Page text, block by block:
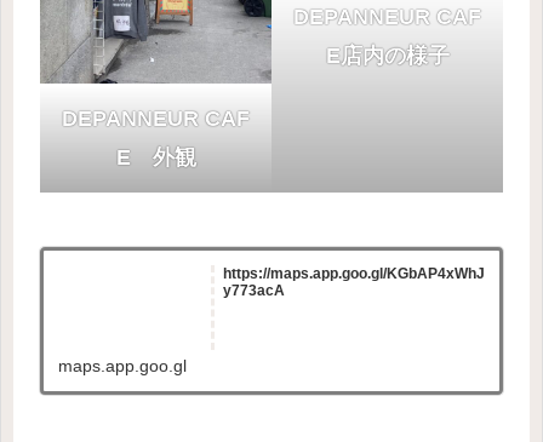
DEPANNEUR CAF
E 外観
DEPANNEUR CAF
E店内の様子
https://maps.app.goo.gl/KGbAP4xWhJ
y773acA
maps.app.goo.gl